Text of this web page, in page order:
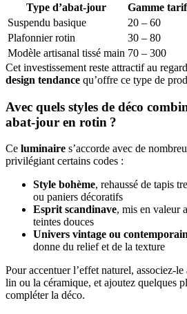
Type d’abat-jour
Gamme
Suspendu basique
20 – 60
Plafonnier rotin
30 – 80
Modèle artisanal tissé main 70 – 300
Cet investissement reste attractif au
design tendance qu’offre ce type de
Avec quels styles de déco
abat-jour en rotin ?
Ce luminaire s’accorde avec de
privilégiant certains codes :
Style bohème, rehaussé de tapis
ou paniers décoratifs
Esprit scandinave, mis en valeur
teintes douces
Univers vintage ou
donne du relief et de la texture
Pour accentuer l’effet naturel, associez-
lin ou la céramique, et ajoutez quelques
compléter la déco.